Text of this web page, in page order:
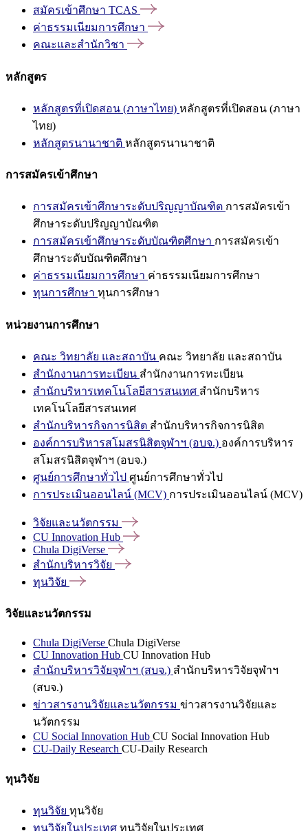
สมัครเข้าศึกษา TCAS
ค่าธรรมเนียมการศึกษา
คณะและสำนักวิชา
หลักสูตร
หลักสูตรที่เปิดสอน (ภาษาไทย) หลักสูตรที่เปิดสอน (ภาษา
ไทย)
หลักสูตรนานาชาติ หลักสูตรนานาชาติ
การสมัครเข้าศึกษา
การสมัครเข้าศึกษาระดับปริญญาบัณฑิต การสมัครเข้า
ศึกษาระดับปริญญาบัณฑิต
การสมัครเข้าศึกษาระดับบัณฑิตศึกษา การสมัครเข้า
ศึกษาระดับบัณฑิตศึกษา
ค่าธรรมเนียมการศึกษา ค่าธรรมเนียมการศึกษา
ทุนการศึกษา ทุนการศึกษา
หน่วยงานการศึกษา
คณะ วิทยาลัย และสถาบัน คณะ วิทยาลัย และสถาบัน
สำนักงานการทะเบียน สำนักงานการทะเบียน
สำนักบริหารเทคโนโลยีสารสนเทศ สำนักบริหาร
เทคโนโลยีสารสนเทศ
สำนักบริหารกิจการนิสิต สำนักบริหารกิจการนิสิต
องค์การบริหารสโมสรนิสิตจุฬาฯ (อบจ.) องค์การบริหาร
สโมสรนิสิตจุฬาฯ (อบจ.)
ศูนย์การศึกษาทั่วไป ศูนย์การศึกษาทั่วไป
การประเมินออนไลน์ (MCV) การประเมินออนไลน์ (MCV)
วิจัยและนวัตกรรม
CU Innovation Hub
Chula DigiVerse
สำนักบริหารวิจัย
ทุนวิจัย
วิจัยและนวัตกรรม
Chula DigiVerse Chula DigiVerse
CU Innovation Hub CU Innovation Hub
สำนักบริหารวิจัยจุฬาฯ (สบจ.) สำนักบริหารวิจัยจุฬาฯ
(สบจ.)
ข่าวสารงานวิจัยและนวัตกรรม ข่าวสารงานวิจัยและ
นวัตกรรม
CU Social Innovation Hub CU Social Innovation Hub
CU-Daily Research CU-Daily Research
ทุนวิจัย
ทุนวิจัย ทุนวิจัย
ทุนวิจัยในประเทศ ทุนวิจัยในประเทศ